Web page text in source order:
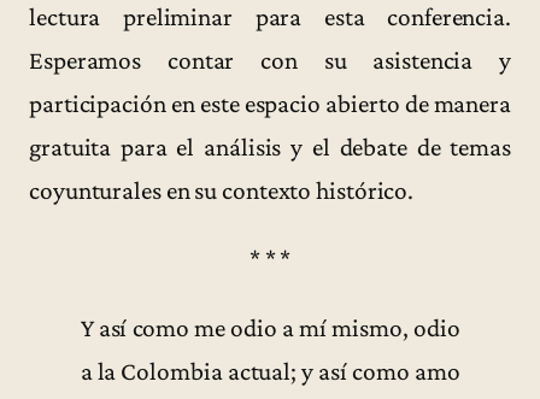
lectura preliminar para esta conferencia.
Esperamos contar con su asistencia y
participación en este espacio abierto de manera
gratuita para el análisis y el debate de temas
coyunturales en su contexto histórico.
* * *
Y así como me odio a mí mismo, odio
a la Colombia actual; y así como amo